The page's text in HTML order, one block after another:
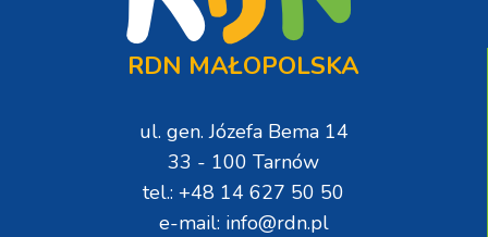
RDN MAŁOPOLSKA
ul. gen. Józefa Bema 14
33 - 100 Tarnów
tel.: +48 14 627 50 50
e-mail: info@rdn.pl